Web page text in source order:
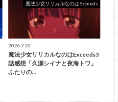
魔法少女リリカルなのはExceeds
2026.7.30
魔法少女リリカルなのはExceeds3
話感想「久瀬シイナと夜海トワ」
ふたりの…